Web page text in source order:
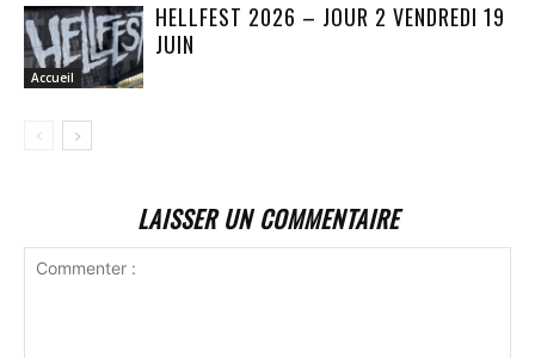
Accueil
HELLFEST 2026 – JOUR 2 VENDREDI 19
JUIN
LAISSER UN COMMENTAIRE